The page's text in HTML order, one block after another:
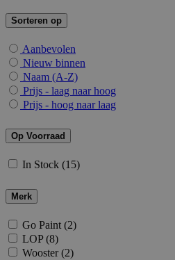
Sorteren op
Aanbevolen
Nieuw binnen
Naam (A-Z)
Prijs - laag naar hoog
Prijs - hoog naar laag
Op Voorraad
In Stock (15)
Merk
Go Paint (2)
LOP (8)
Wooster (2)